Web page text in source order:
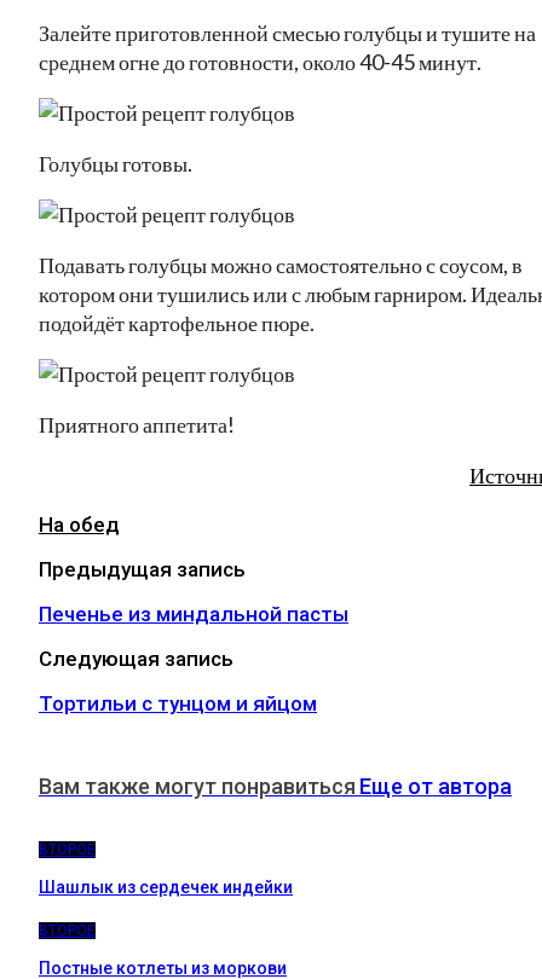
Залейте приготовленной смесью голубцы и тушите на
среднем огне до готовности, около 40-45 минут.
Голубцы готовы.
Подавать голубцы можно самостоятельно с соусом, в
котором они тушились или с любым гарниром.
подойдёт картофельное пюре.
Приятного аппетита!
На обед
Предыдущая запись
Печенье из миндальной пасты
Следующая запись
Тортильи с тунцом и яйцом
Вам также могут понравиться Еще от автора
ВТОРОЕ
Шашлык из сердечек индейки
ВТОРОЕ
Постные котлеты из моркови